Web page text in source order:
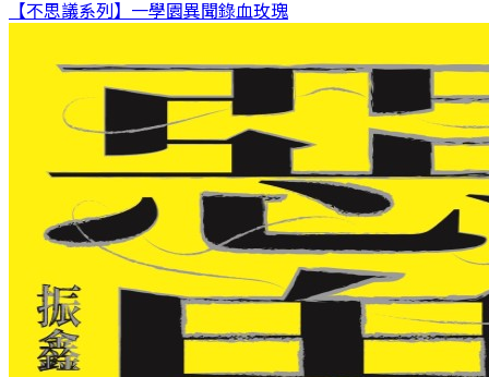
【不思議系列】一學園異聞錄血玫瑰